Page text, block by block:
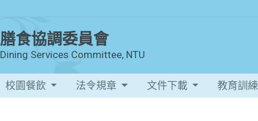
膳食協調委員會
Dining Services Committee, NTU
校園餐飲 法令規章 文件下載 教育訓練